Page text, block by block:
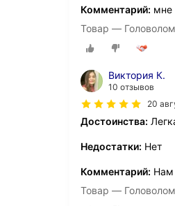
Комментарий: мне
Товар —
Виктория К.
10 отзывов
20
Достоинства:
Недостатки: Нет
Комментарий: Нам
Товар —